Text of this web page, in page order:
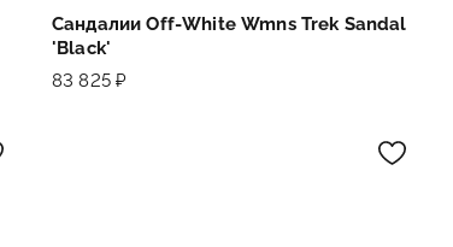
Сандалии Off-White Wmns Trek Sandal
'Black'
83 825 ₽